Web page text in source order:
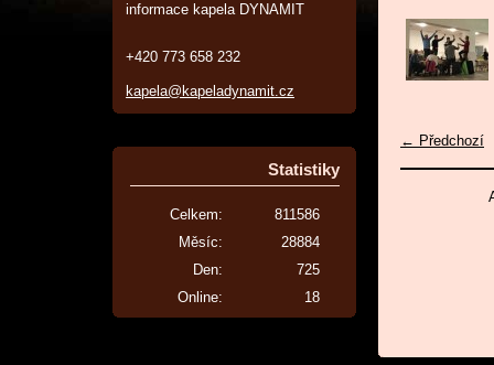
informace kapela DYNAMIT
+420 773 658 232
kapela@kapeladynamit.cz
Statistiky
Online: 18
Celkem:
811586
Měsíc:
28884
Den:
725
← Předchozí